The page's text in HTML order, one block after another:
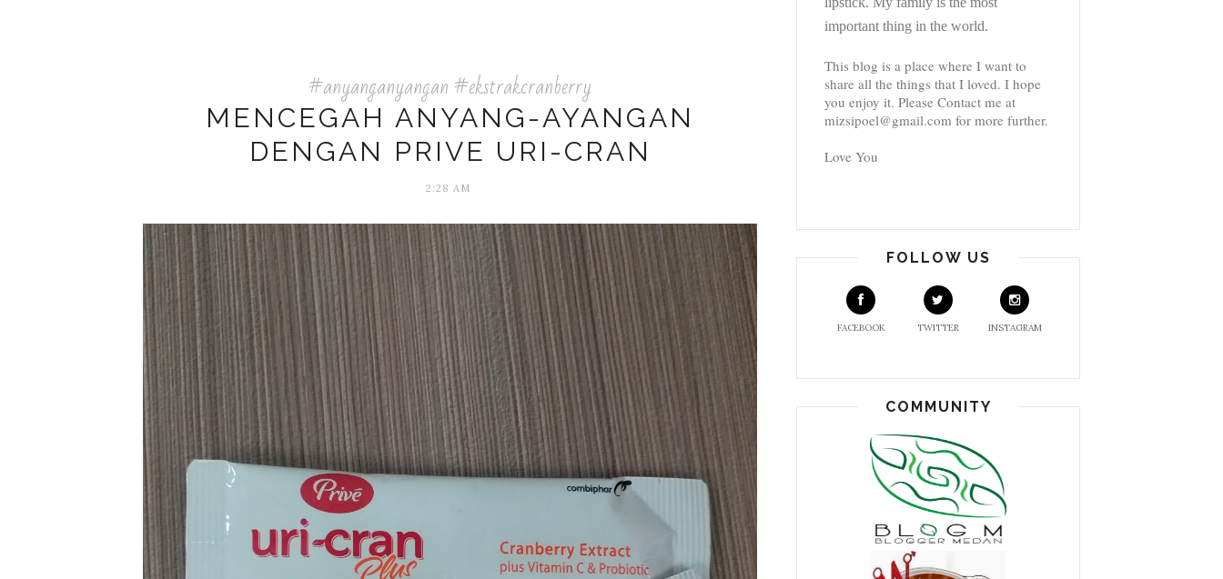
#anyanganyangan #ekstrakcranberry
MENCEGAH ANYANG-AYANGAN
DENGAN PRIVE URI-CRAN
2:28 AM
important thing in the world.
This blog is a place where I want to
share all the things that I loved. I hope
you enjoy it. Please Contact me at
mizsipoel@gmail.com for more further.
Love You
FOLLOW US
FACEBOOK TWITTER INSTAGRAM
COMMUNITY